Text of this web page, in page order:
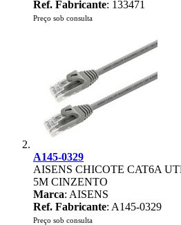
Ref. Fabricante: 133471
Preço sob consulta
A145-0329
AISENS CHICOTE CAT6A
5M CINZENTO
Marca: AISENS
Ref. Fabricante: A145-0329
Preço sob consulta